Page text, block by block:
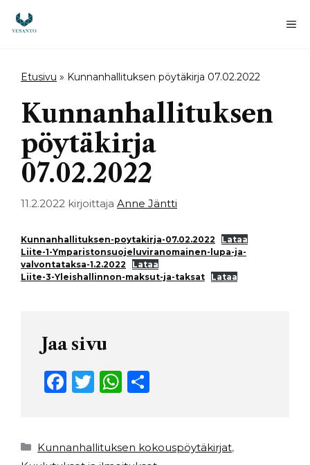
sisältöön
Etusivu » Kunnanhallituksen pöytäkirja 07.02.2022
Kunnanhallituksen
pöytäkirja
07.02.2022
11.2.2022 kirjoittaja Anne Jäntti
Kunnanhallituksen-poytakirja-07.02.2022
Lataa
Liite-1-Ymparistonsuojeluviranomainen-lupa-ja-
valvontataksa-1.2.2022
Lataa
Liite-3-Yleishallinnon-maksut-ja-taksat
Lataa
Jaa sivu
F
e
T
t
W
ts e
Kategoriat
Kunnanhallituksen kokouspöytäkirjat,